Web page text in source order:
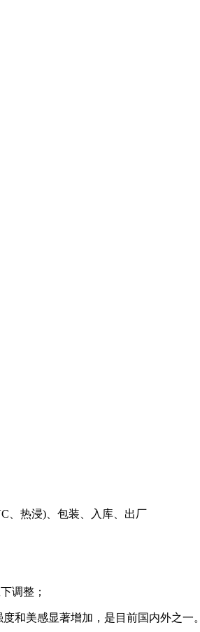
、热浸)、包装、入库、出厂
调整；
和美感显著增加，是目前国内外之一。